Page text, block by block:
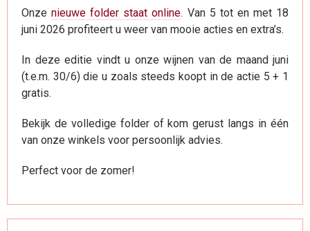
Onzenieuwe folder staat online. Van 5 tot en met 18
juni 2026 profiteert u weer van mooie acties en extra’s.
In deze editie vindt u onze wijnen van de maand juni
(t.e.m. 30/6) die u zoals steeds koopt in de actie 5 + 1
gratis.
Bekijk de volledige folder of kom gerust langs in één
van onze winkels voor persoonlijk advies.
Perfect voor de zomer!